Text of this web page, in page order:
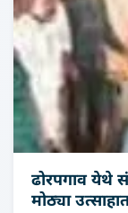
ढोरपगाव येथे
मोठ्या